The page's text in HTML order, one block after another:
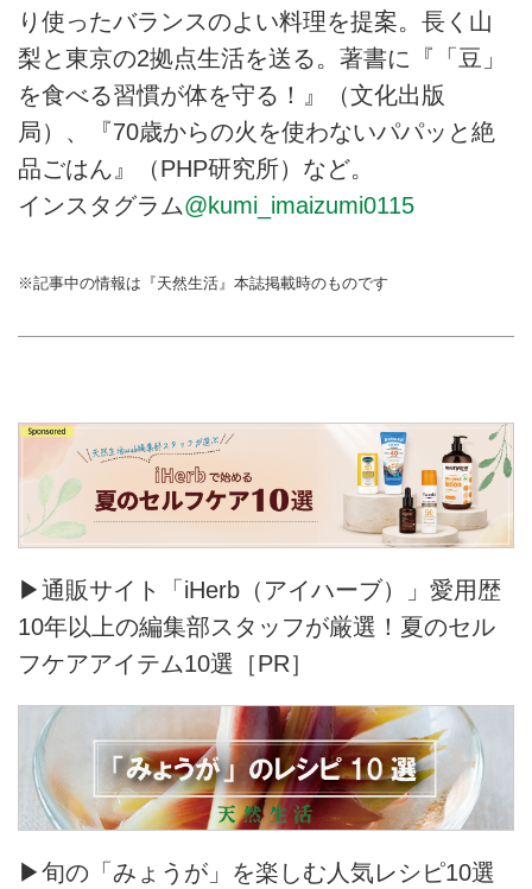
り使ったバランスのよい料理を提案。長く山
梨と東京の2拠点生活を送る。著書に『「豆」
を食べる習慣が体を守る！』（文化出版
局）、『70歳からの火を使わないパパッと絶
品ごはん』（PHP研究所）など。
インスタグラム@kumi_imaizumi0115
※記事中の情報は『天然生活』本誌掲載時のものです
▶通販サイト「iHerb（アイハーブ）」愛用歴
10年以上の編集部スタッフが厳選！夏のセル
フケアアイテム10選［PR］
▶旬の「みょうが」を楽しむ人気レシピ10選